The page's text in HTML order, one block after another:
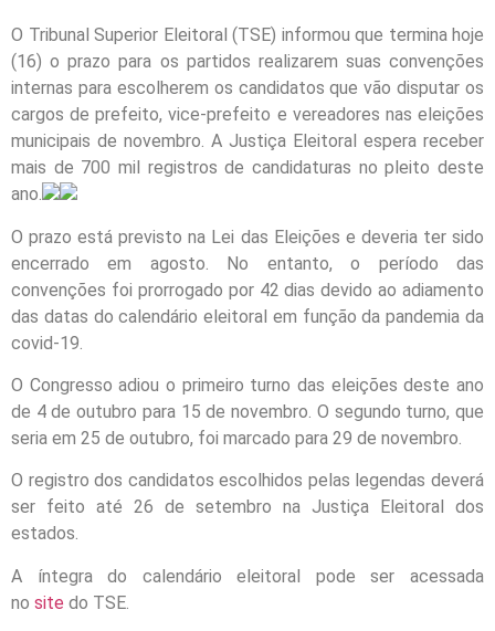
O Tribunal Superior Eleitoral (TSE) informou que termina hoje
(16) o prazo para os partidos realizarem suas convenções
internas para escolherem os candidatos que vão disputar os
cargos de prefeito, vice-prefeito e vereadores nas eleições
municipais de novembro. A Justiça Eleitoral espera receber
mais de 700 mil registros de candidaturas no pleito deste
ano.
O prazo está previsto na Lei das Eleições e deveria ter sido
encerrado em agosto. No entanto, o período das
convenções foi prorrogado por 42 dias devido ao adiamento
das datas do calendário eleitoral em função da pandemia da
covid-19.
O Congresso adiou o primeiro turno das eleições deste ano
de 4 de outubro para 15 de novembro. O segundo turno, que
seria em 25 de outubro, foi marcado para 29 de novembro.
O registro dos candidatos escolhidos pelas legendas deverá
ser feito até 26 de setembro na Justiça Eleitoral dos
estados.
A íntegra do calendário eleitoral pode ser acessada
no site do TSE.